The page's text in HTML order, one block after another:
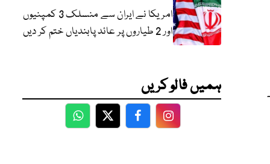
امریکا نے ایران سے منسلک 3 کمپنیوں
اور 2 طیاروں پر عائد پابندیاں ختم کر دیں
ہمیں فالو کریں
WhatsApp
TwitterFacebookFacebook